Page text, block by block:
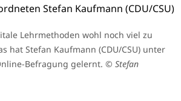
Lehrmethoden wohl noch viel zu
hat Stefan Kaufmann (CDU/CSU) unter
Befragung gelernt. © Stefan